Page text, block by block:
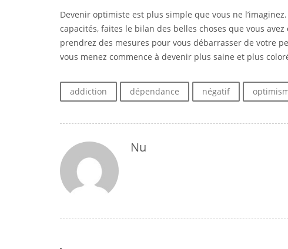
Devenir optimiste est plus simple que vous ne
capacités, faites le bilan des belles choses que vous
prendrez des mesures pour vous débarrasser de votre
vous menez commence à devenir plus saine et plus
addiction dépendance négatif
Nu